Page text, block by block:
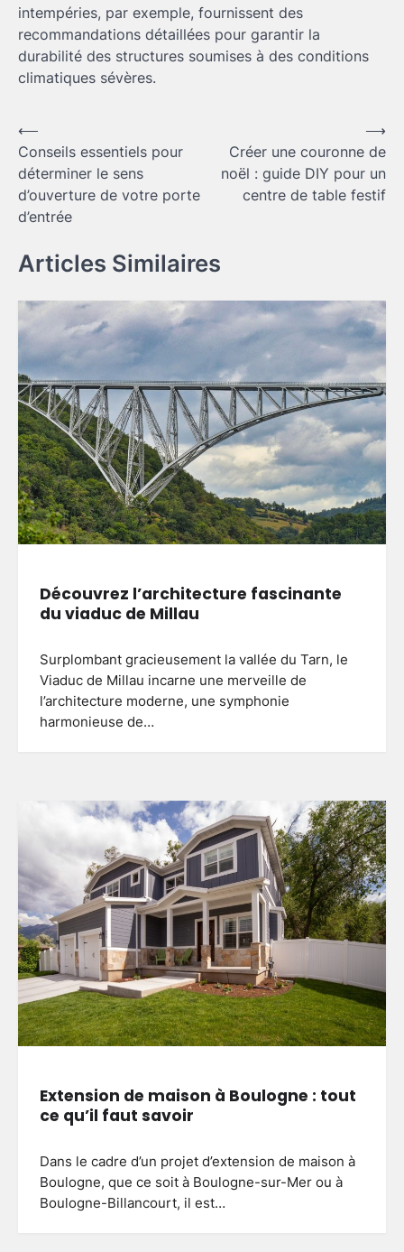
intempéries, par exemple, fournissent des
recommandations détaillées pour garantir la
durabilité des structures soumises à des conditions
climatiques sévères.
Navigation
de
l’article
⟵
Conseils essentiels pour
déterminer le sens
d’ouverture de votre porte
d’entrée
Créer une couronne de
noël : guide DIY pour un
centre de table festif
⟶
Articles Similaires
Découvrez l’architecture fascinante
du viaduc de Millau
Surplombant gracieusement la vallée du Tarn, le
Viaduc de Millau incarne une merveille de
l’architecture moderne, une symphonie
harmonieuse de…
Extension de maison à Boulogne : tout
ce qu’il faut savoir
Dans le cadre d’un projet d’extension de maison à
Boulogne, que ce soit à Boulogne-sur-Mer ou à
Boulogne-Billancourt, il est…